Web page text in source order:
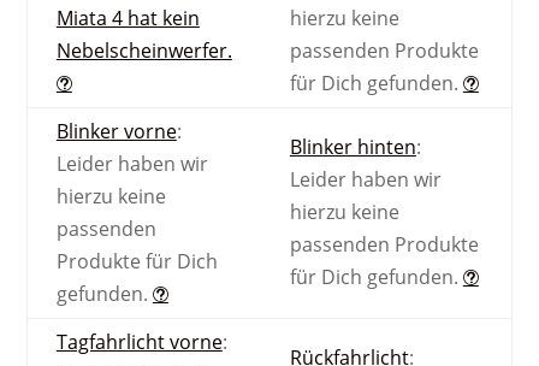
Miata 4 hat kein
Nebelscheinwerfer.
hierzu keine
passenden Produkte
für Dich gefunden.
Blinker vorne:
Leider haben wir
hierzu keine
passenden
Produkte für Dich
gefunden.
Blinker hinten:
Leider haben wir
hierzu keine
passenden Produkte
für Dich gefunden.
Tagfahrlicht vorne:
Rückfahrlicht: